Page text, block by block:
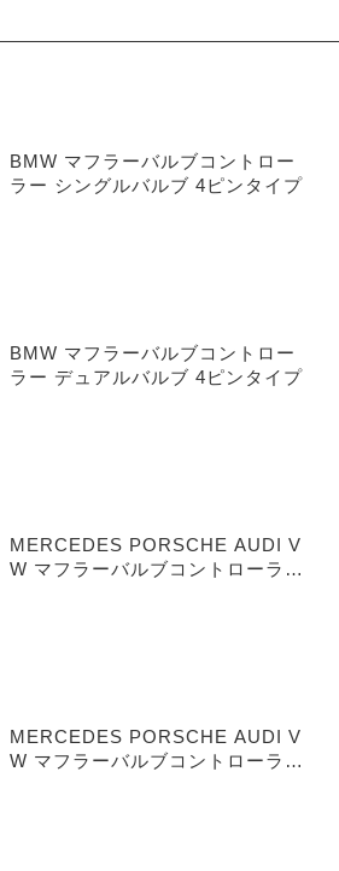
BMW マフラーバルブコントロー
ラー シングルバルブ 4ピンタイプ
BMW マフラーバルブコントロー
ラー デュアルバルブ 4ピンタイプ
MERCEDES PORSCHE AUDI V
W マフラーバルブコントローラー
MERCEDES PORSCHE AUDI V
W マフラーバルブコントローラー